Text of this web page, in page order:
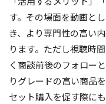
す。その場面を動画と
き、より専門性の高い
ります。ただし視聴時
く商談前後のフォロー
りグレードの高い商品
セット購入を促す際に